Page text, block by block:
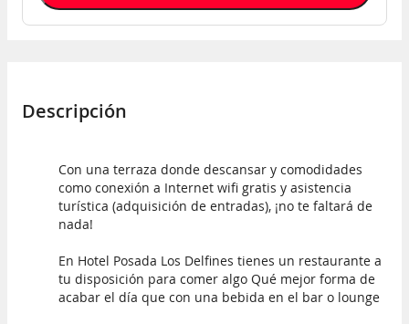
Descripción
Con una terraza donde descansar y comodidades
como conexión a Internet wifi gratis y asistencia
turística (adquisición de entradas), ¡no te faltará de
nada!
En Hotel Posada Los Delfines tienes un restaurante a
tu disposición para comer algo Qué mejor forma de
acabar el día que con una bebida en el bar o lounge